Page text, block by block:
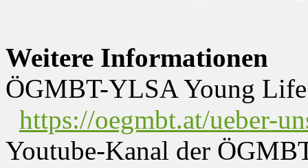
Weitere Informationen
ÖGMBT-YLSA Young
https://oegmbt.at/ueber-
Youtube-Kanal der